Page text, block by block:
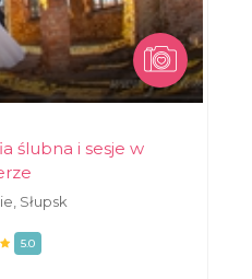
ślubna i sesje w
Słupsk
5.0